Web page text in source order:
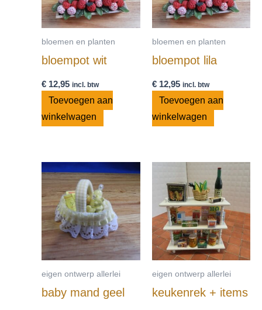
bloemen en planten
bloempot wit
€ 12,95 incl. btw
Toevoegen aan
winkelwagen
bloemen en planten
bloempot lila
€12,95 incl. btw
Toevoegen aan
winkelwagen
eigen ontwerp allerlei
baby mand geel
eigen ontwerp allerlei
keukenrek + items